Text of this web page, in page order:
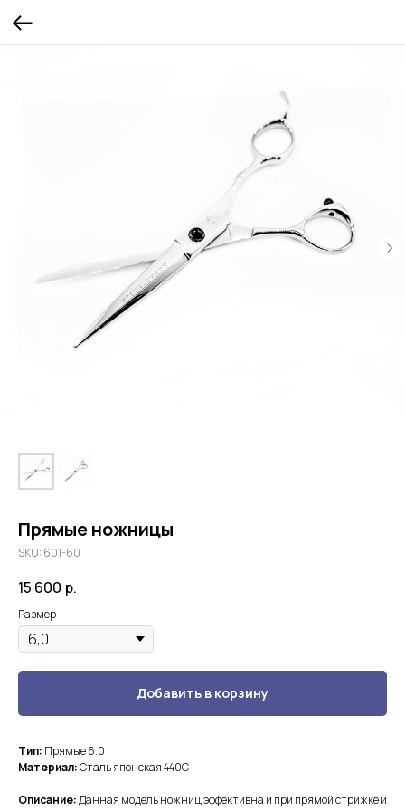
Прямые ножницы
SKU: 601-60
15 600 р.
Размер
Добавить в корзину
Тип: Прямые 6.0
Материал:Сталь японская 440С
Описание:Данная модель ножниц эффективна и при прямой стрижке и